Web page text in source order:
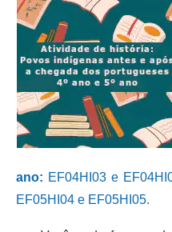
ano: EF04HI03 e
EF05HI04 e EF05HI05.